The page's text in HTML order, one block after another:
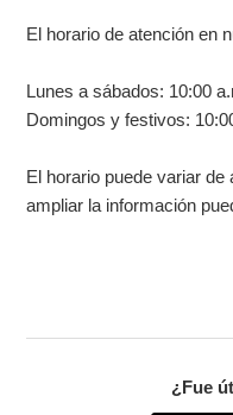
El horario de atención en
Lunes a sábados: 10:00
Domingos y festivos:
El horario puede variar
ampliar la información
¿Fue